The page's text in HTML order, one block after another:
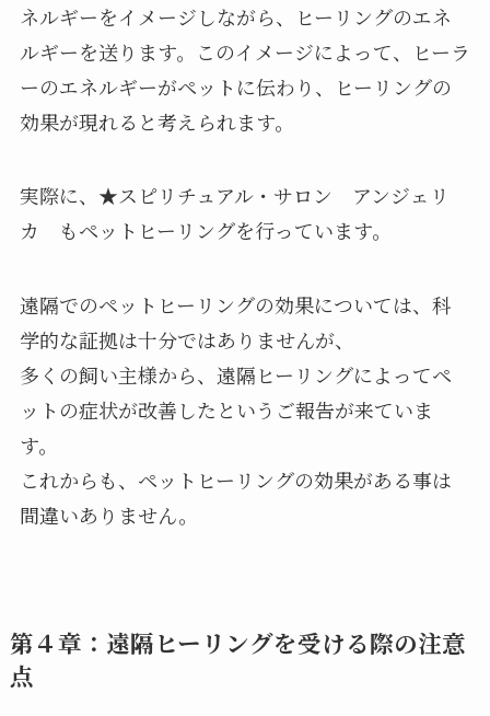
ネルギーをイメージしながら、ヒーリングのエネ
ルギーを送ります。このイメージによって、ヒーラ
ーのエネルギーがペットに伝わり、ヒーリングの
効果が現れると考えられます。
実際に、★スピリチュアル・サロン アンジェリ
カ もペットヒーリングを行っています。
遠隔でのペットヒーリングの効果については、科
学的な証拠は十分ではありませんが、
多くの飼い主様から、遠隔ヒーリングによってペ
ットの症状が改善したというご報告が来ていま
す。
これからも、ペットヒーリングの効果がある事は
間違いありません。
第４章：遠隔ヒーリングを受ける際の注意
点